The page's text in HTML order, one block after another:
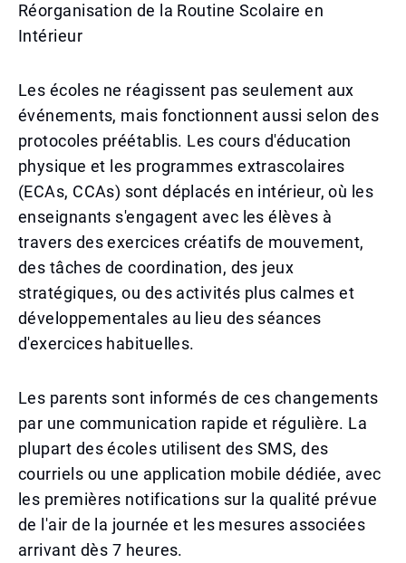
Réorganisation de la Routine Scolaire en
Intérieur
Les écoles ne réagissent pas seulement aux
événements, mais fonctionnent aussi selon des
protocoles préétablis. Les cours d'éducation
physique et les programmes extrascolaires
(ECAs, CCAs) sont déplacés en intérieur, où les
enseignants s'engagent avec les élèves à
travers des exercices créatifs de mouvement,
des tâches de coordination, des jeux
stratégiques, ou des activités plus calmes et
développementales au lieu des séances
d'exercices habituelles.
Les parents sont informés de ces changements
par une communication rapide et régulière. La
plupart des écoles utilisent des SMS, des
courriels ou une application mobile dédiée, avec
les premières notifications sur la qualité prévue
de l'air de la journée et les mesures associées
arrivant dès 7 heures.